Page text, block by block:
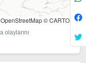
© CARTO
olaylarını